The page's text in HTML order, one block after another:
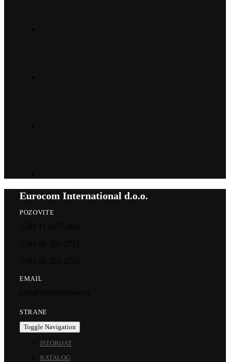
Eurocom International d.o.o.
POZOVITE
EMAIL
STRANE
Toggle Navigation
ISTORIJAT
KATALOG